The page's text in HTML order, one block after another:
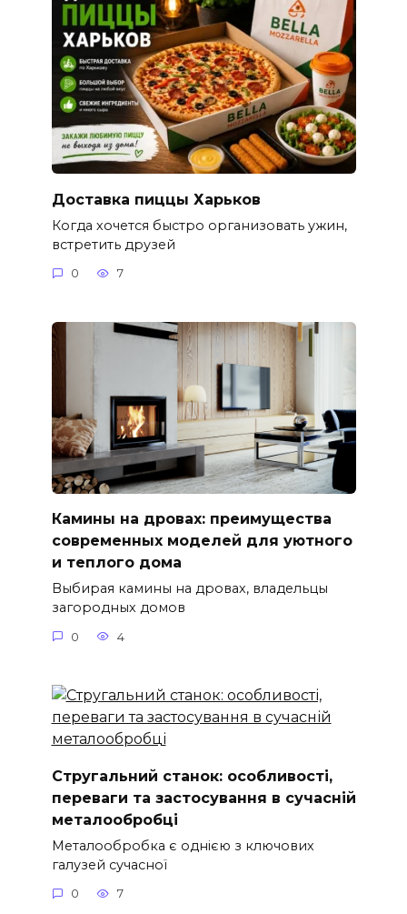
Доставка пиццы Харьков
Когда хочется быстро организовать ужин,
встретить друзей
0 7
Камины на дровах: преимущества
современных моделей для уютного
и теплого дома
Выбирая камины на дровах, владельцы
загородных домов
0 4
Стругальний станок: особливості,
переваги та застосування в сучасній
металообробці
Металообробка є однією з ключових
галузей сучасної
0 7